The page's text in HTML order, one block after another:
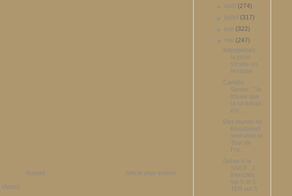
Article plus ancien
Accueil
► août (274)
► juillet (317)
► juin (322)
▼ mai (247)
Intempéries :
la pluie
s'invite en
terrasse
Camille
Senon : "Je
trouve que
la loi travail
est ...
Des jeunes de
Beaubreuil
vont vivre le
Tour de
Fra...
Grève à la
SNCF : 2
Intercités
sur 5 et 3
TER sur 5